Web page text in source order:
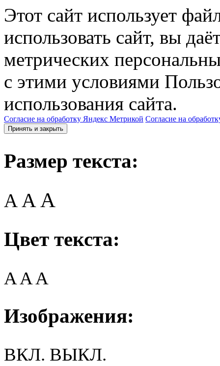
Этот сайт использует
использовать сайт, вы
метрических
с этими условиями
использования сайта.
Согласие на обработку Яндекс Метрикой Согласие на
Принять и закрыть
Размер текста:
A AA
Цвет текста:
AAA
Изображения:
ВКЛ. ВЫКЛ.